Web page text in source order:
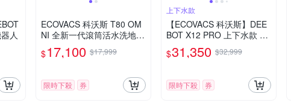
人
ECOVACS 科沃斯 T80 OM
NI 全新一代滾筒活水洗地掃
拖機器人
$17,100 $17,999
限時下殺 券
上下水款
【ECOVACS 科沃斯】DEE
BOT X12 PRO 上下水款 高
壓噴射清潔液水/氮化鎵超
充/掃地機器人
$31,350 $32,999
限時下殺 券